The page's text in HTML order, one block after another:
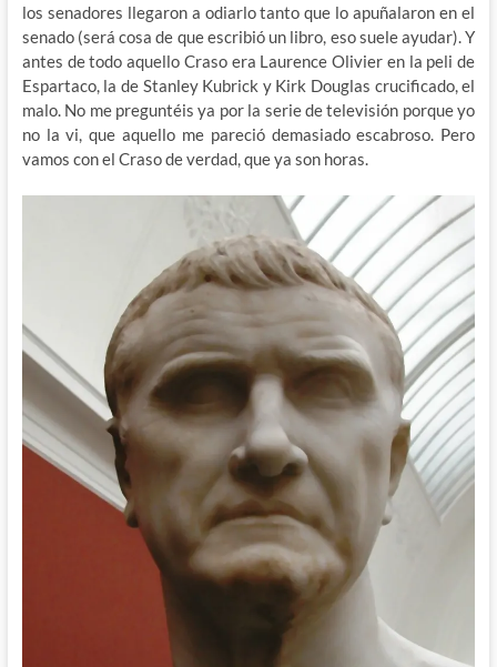
los senadores llegaron a odiarlo tanto que lo apuñalaron en el
senado (será cosa de que escribió un libro, eso suele ayudar). Y
antes de todo aquello Craso era Laurence Olivier en la peli de
Espartaco, la de Stanley Kubrick y Kirk Douglas crucificado, el
malo. No me preguntéis ya por la serie de televisión porque yo
no la vi, que aquello me pareció demasiado escabroso. Pero
vamos con el Craso de verdad, que ya son horas.